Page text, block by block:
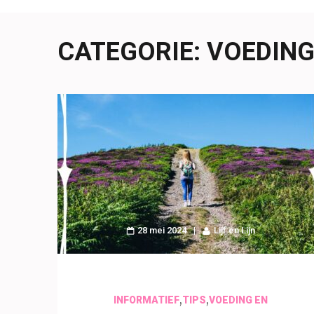
CATEGORIE:
28 mei 2024 Lijf en Lijn
INFORMATIEF,TIPS,VOEDING EN